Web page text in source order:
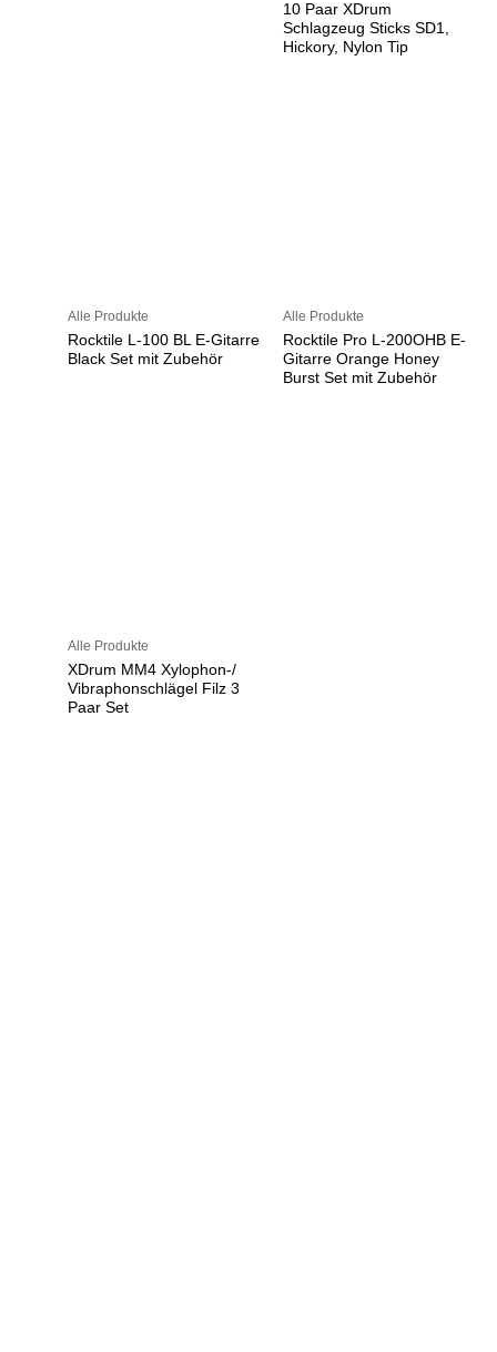
10 Paar XDrum
Schlagzeug Sticks SD1,
Hickory, Nylon Tip
Alle Produkte
Rocktile L-100 BL E-Gitarre
Black Set mit Zubehör
Alle Produkte
Rocktile Pro L-200OHB E-
Gitarre Orange Honey
Burst Set mit Zubehör
Alle Produkte
XDrum MM4 Xylophon-/
Vibraphonschlägel Filz 3
Paar Set